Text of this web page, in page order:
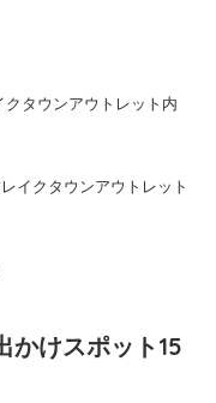
タウンアウトレット内
イクタウンアウトレット
かけスポット15